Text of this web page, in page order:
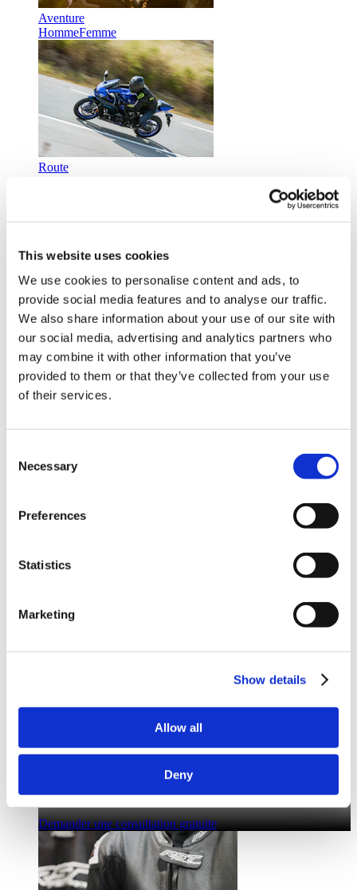
This website uses cookies
We use cookies to personalise content and ads, to
provide social media features and to analyse our traffic.
We also share information about your use of our site with
our social media, advertising and analytics partners who
may combine it with other information that you’ve
provided to them or that they’ve collected from your use
of their services.
Selection
Necessary
Preferences
Statistics
Marketing
Show details
Allow all
Deny
Aventure
HommeFemme
Route
Urbain
Homme
Femme
Classique
Technologies
Devenir revendeur RST
Guide des tailles
Pilotes & événements
A propos
Combinaisons entièrement personnalisées en usine pour
chaque motard
Demander une consultation gratuite